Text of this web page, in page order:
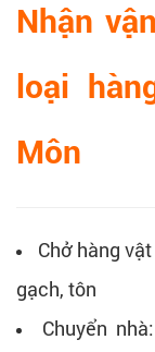
Nhận
loại
Môn
Chở hàng
gạch, tôn
Chuyển